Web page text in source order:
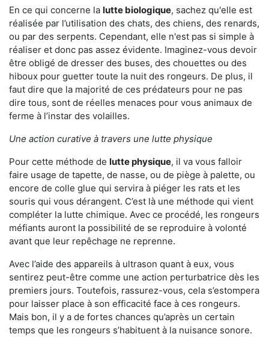
En ce qui concerne la lutte biologique, sachez qu'elle est
réalisée par l’utilisation des chats, des chiens, des renards,
ou par des serpents. Cependant, elle n'est pas si simple à
réaliser et donc pas assez évidente. Imaginez-vous devoir
être obligé de dresser des buses, des chouettes ou des
hiboux pour guetter toute la nuit des rongeurs. De plus, il
faut dire que la majorité de ces prédateurs pour ne pas
dire tous, sont de réelles menaces pour vous animaux de
ferme à l’instar des volailles.
Une action curative à travers une lutte physique
Pour cette méthode de lutte physique, il va vous falloir
faire usage de tapette, de nasse, ou de piège à palette, ou
encore de colle glue qui servira à piéger les rats et les
souris qui vous dérangent. C’est là une méthode qui vient
compléter la lutte chimique. Avec ce procédé, les rongeurs
méfiants auront la possibilité de se reproduire à volonté
avant que leur repêchage ne reprenne.
Avec l’aide des appareils à ultrason quant à eux, vous
sentirez peut-être comme une action perturbatrice dès les
premiers jours. Toutefois, rassurez-vous, cela s’estompera
pour laisser place à son efficacité face à ces rongeurs.
Mais bon, il y a de fortes chances qu’après un certain
temps que les rongeurs s’habituent à la nuisance sonore.